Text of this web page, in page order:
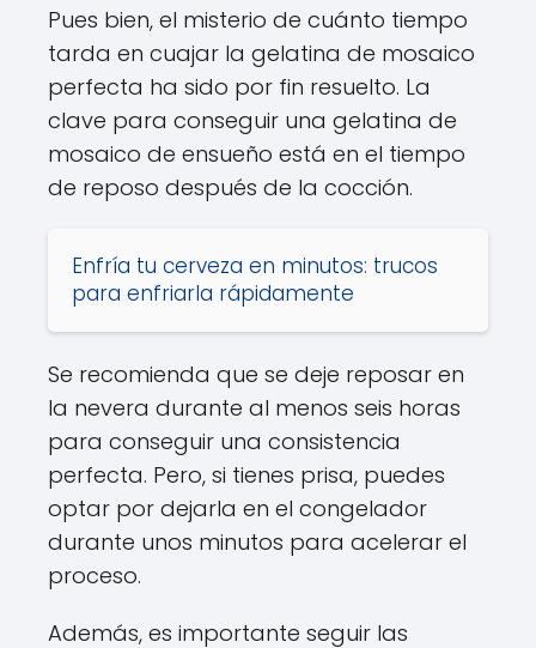
Pues bien, el misterio de cuánto tiempo
tarda en cuajar la gelatina de mosaico
perfecta ha sido por fin resuelto. La
clave para conseguir una gelatina de
mosaico de ensueño está en el tiempo
de reposo después de la cocción.
Enfría tu cerveza en minutos: trucos
para enfriarla rápidamente
Se recomienda que se deje reposar en
la nevera durante al menos seis horas
para conseguir una consistencia
perfecta. Pero, si tienes prisa, puedes
optar por dejarla en el congelador
durante unos minutos para acelerar el
proceso.
Además, es importante seguir las